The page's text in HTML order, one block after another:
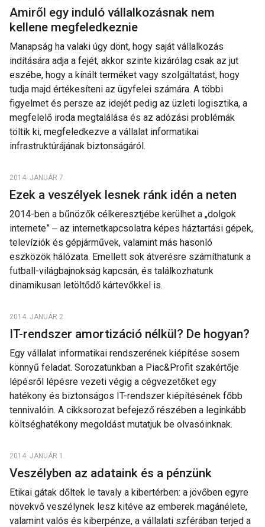
Amiről egy induló vállalkozásnak nem
kellene megfeledkeznie
Manapság ha valaki úgy dönt, hogy saját vállalkozás
indítására adja a fejét, akkor szinte kizárólag csak az jut
eszébe, hogy a kínált terméket vagy szolgáltatást, hogy
tudja majd értékesíteni az ügyfelei számára. A többi
figyelmet és persze az idejét pedig az üzleti logisztika, a
megfelelő iroda megtalálása és az adózási problémák
töltik ki, megfeledkezve a vállalat informatikai
infrastruktúrájának biztonságáról.
2014. JANUÁR 7.
Ezek a veszélyek lesnek ránk idén a neten
2014-ben a bűnözők célkeresztjébe kerülhet a „dolgok
internete” ‒ az internetkapcsolatra képes háztartási gépek,
televíziók és gépjárművek, valamint más hasonló
eszközök hálózata. Emellett sok átverésre számíthatunk a
futball-világbajnokság kapcsán, és találkozhatunk
dinamikusan letöltődő kártevőkkel is.
2014. JANUÁR 2.
IT-rendszer amortizáció nélkül? De hogyan?
Egy vállalat informatikai rendszerének kiépítése sosem
könnyű feladat. Sorozatunkban a Piac&Profit szakértője
lépésről lépésre vezeti végig a cégvezetőket egy
hatékony és biztonságos IT-rendszer kiépítésének főbb
tennivalóin. A cikksorozat befejező részében a leginkább
költséghatékony megoldást mutatjuk be olvasóinknak.
2014. JANUÁR 1.
Veszélyben az adataink és a pénzünk
Etikai gátak dőltek le tavaly a kibertérben: a jövőben egyre
növekvő veszélynek lesz kitéve az emberek magánélete,
valamint valós és kiberpénze, a vállalati szférában terjed a